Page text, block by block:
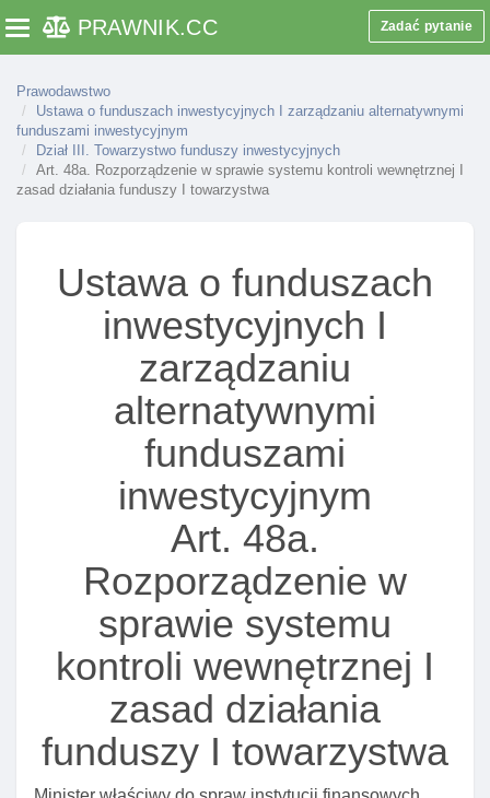
Toggle navigation
PRAWNIK.CC Zadać pytanie
Prawodawstwo
Ustawa o funduszach inwestycyjnych I zarządzaniu alternatywnymi
funduszami inwestycyjnym
Dział III. Towarzystwo funduszy inwestycyjnych
Art. 48a. Rozporządzenie w sprawie systemu kontroli wewnętrznej I
zasad działania funduszy I towarzystwa
Ustawa o funduszach
inwestycyjnych I
zarządzaniu
alternatywnymi
funduszami
inwestycyjnym
Art. 48a.
Rozporządzenie w
sprawie systemu
kontroli wewnętrznej I
zasad działania
funduszy I towarzystwa
Dział I. Przepisy ogólne
Art. 1a. Zarządzanie alternatywnymi funduszami
inwestycyjnymi
Art. 2. Objaśnienie pojęć
Art. 2a. Uznanie podmiotu za podmiot dominujący
Art. 3. Ustawowe pojęcie funduszu inwestycyjnego
Art. 4. Tworzenie, zarządzanie I reprezentowanie
funduszu, organy funduszu
Art. 5. Siedziba I adres funduszu inwestycyjnego
Art. 6. Uczestnicy funduszu inwestycyjnego
Art. 7. Wpłaty do funduszu inwestycyjnego
Art. 8. Wycena aktywów funduszu inwestycyjnego
Art. 8a. Alternatywna spółka inwestycyjna
Art. 8b. Zarządzający asi
Art. 8c. Prawa uczestnictwa w alternatywnej spółce
inwestycyjnej
Art. 9. Obowiązki depozytariusza
Art. 10. Niezależność działania towarzystwa
funduszy inwestycyjnych oraz asi
Art. 11. Znaczenie pojęcia papiery wartościowe w
przypadku papierów wartościowych emitowanych za